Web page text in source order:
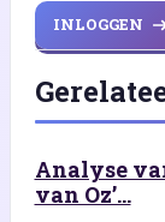
INLOGGEN
Analyse
van Oz’...